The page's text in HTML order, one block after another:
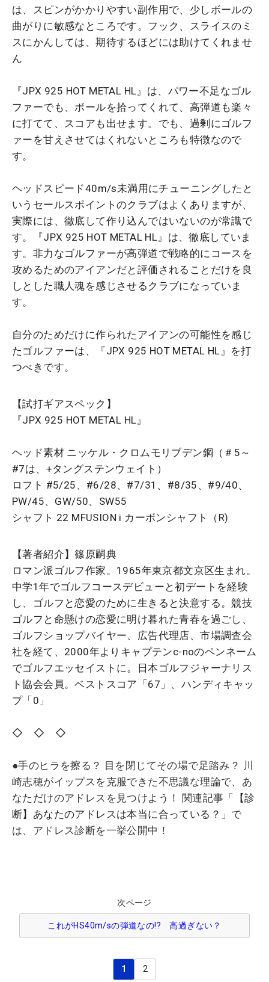
は、スピンがかかりやすい副作用で、少しボールの
曲がりに敏感なところです。フック、スライスのミ
スにかんしては、期待するほどには助けてくれませ
ん
『JPX 925 HOT METAL HL』は、パワー不足なゴル
ファーでも、ボールを拾ってくれて、高弾道も楽々
に打てて、スコアも出せます。でも、過剰にゴルフ
ァーを甘えさせてはくれないところも特徴なので
す。
ヘッドスピード40m/s未満用にチューニングしたと
いうセールスポイントのクラブはよくありますが、
実際には、徹底して作り込んではいないのが常識で
す。『JPX 925 HOT METAL HL』は、徹底していま
す。非力なゴルファーが高弾道で戦略的にコースを
攻めるためのアイアンだと評価されることだけを良
しとした職人魂を感じさせるクラブになっていま
す。
自分のためだけに作られたアイアンの可能性を感じ
たゴルファーは、『JPX 925 HOT METAL HL』を打
つべきです。
【試打ギアスペック】
『JPX 925 HOT METAL HL』
ヘッド素材 ニッケル・クロムモリブデン鋼（＃5～
#7は、+タングステンウェイト）
ロフト #5/25、#6/28、#7/31、#8/35、#9/40、
PW/45、GW/50、SW55
シャフト 22 MFUSION i カーボンシャフト（R)
【著者紹介】篠原嗣典
ロマン派ゴルフ作家。1965年東京都文京区生まれ。
中学1年でゴルフコースデビューと初デートを経験
し、ゴルフと恋愛のために生きると決意する。競技
ゴルフと命懸けの恋愛に明け暮れた青春を過ごし、
ゴルフショップバイヤー、広告代理店、市場調査会
社を経て、2000年よりキャプテンc-noのペンネーム
でゴルフエッセイストに。日本ゴルフジャーナリス
ト協会会員。ベストスコア「67」、ハンディキャッ
プ「0」
◇ ◇ ◇
●手のヒラを擦る？ 目を閉じてその場で足踏み？ 川
崎志穂がイップスを克服できた不思議な理論で、あ
なただけのアドレスを見つけよう！ 関連記事「 【診
断】あなたのアドレスは本当に合っている？ 」で
は、アドレス診断を一挙公開中！
次ページ
これがHS40m/sの弾道なの!? 高過ぎない？
1 2